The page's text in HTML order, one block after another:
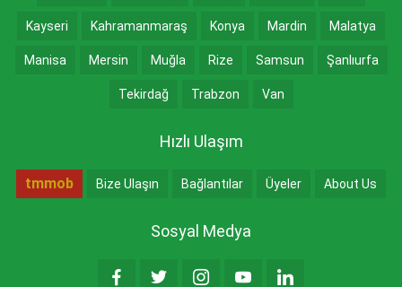
Kayseri Kahramanmaraş Konya Mardin Malatya
Manisa Mersin Muğla Rize Samsun Şanlıurfa
Tekirdağ Trabzon Van
Hızlı Ulaşım
tmmob Bize Ulaşın Bağlantılar Üyeler About Us
Sosyal Medya